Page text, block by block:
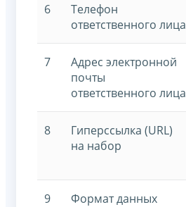
6
Телефон
ответственного лица
7
Адрес электронной
почты
ответственного лица
8
Гиперссылка (URL)
на набор
9 Формат данных